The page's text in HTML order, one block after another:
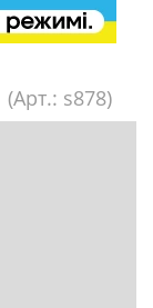
(Арт.: s878)